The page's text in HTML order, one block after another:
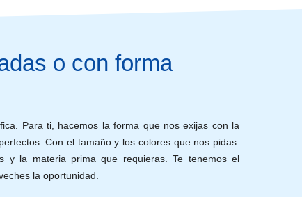
o con forma
Para ti, hacemos la forma que nos exijas con la
Con el tamaño y los colores que nos pidas.
y la materia prima que requieras. Te tenemos el
la oportunidad.